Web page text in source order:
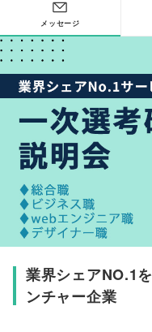
メッセージ
業界シェアNO.1
ンチャー企業